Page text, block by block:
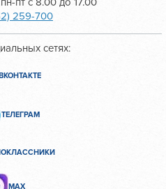
259-700
сетях:
ТЕЛЕГРАМ
МАХ